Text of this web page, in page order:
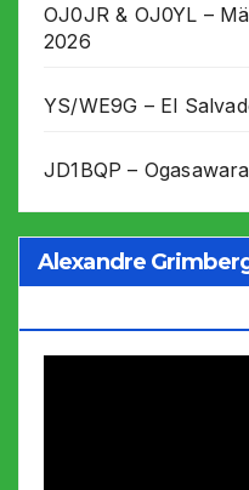
OJ0JR & OJ0YL –
2026
YS/WE9G – El
JD1BQP – Ogasawara
Alexandre